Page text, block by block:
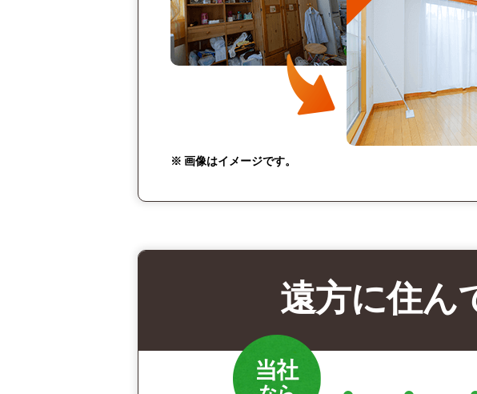
※ 画像はイメージです。
遠方に住ん